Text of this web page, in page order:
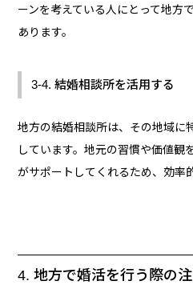
ーンを考えている人にとって地方
あります。
3-4. 結婚相談所を活用する
地方の結婚相談所は、その地域に
しています。地元の習慣や価値観
がサポートしてくれるため、効率
4. 地方で婚活を行う際の